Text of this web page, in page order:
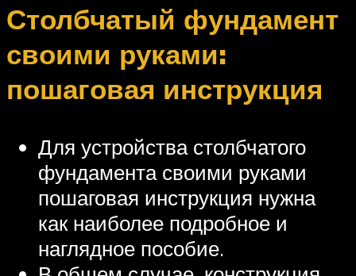
Столбчатый фундамент
своими руками:
пошаговая инструкция
Для устройства столбчатого
фундамента своими руками
пошаговая инструкция нужна
как наиболее подробное и
наглядное пособие.